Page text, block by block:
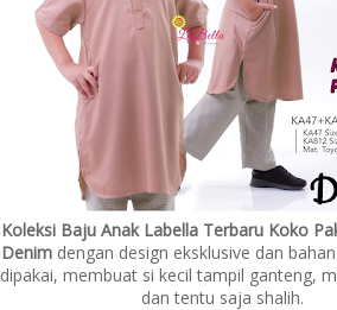
Koleksi Baju Anak Labella Terbaru Koko
Denim dengan design eksklusive dan
dipakai, membuat si kecil tampil ganteng,
dan tentu saja shalih.